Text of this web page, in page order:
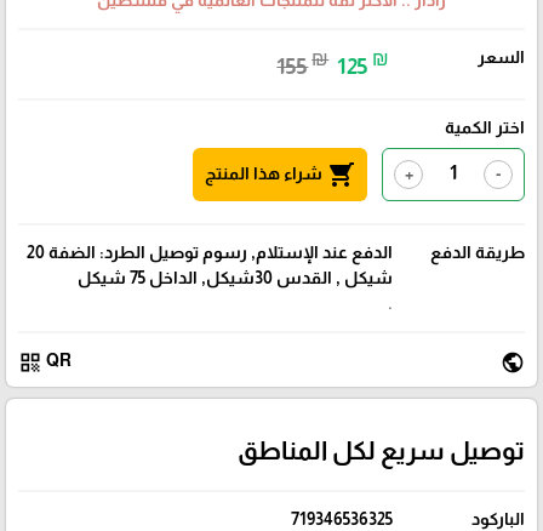
السعر 155₪ 125 ₪
اختر الكمية
-
+
shopping_cart شراء هذا المنتج
طريقة الدفع
الدفع عند الإستلام, رسوم توصيل الطرد: الضفة 20
شيكل , القدس 30شيكل, الداخل 75 شيكل
.
public
QR
qr_code
توصيل سريع لكل المناطق
الباركود 719346536325